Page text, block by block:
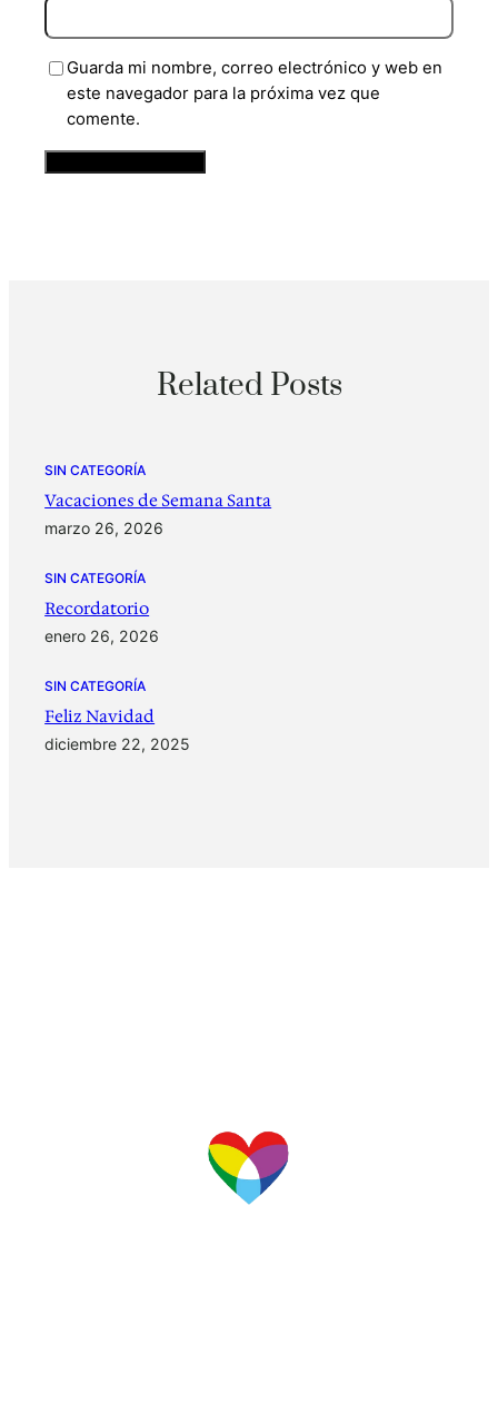
Guarda mi nombre, correo electrónico y web en
este navegador para la próxima vez que
comente.
Related Posts
SIN CATEGORÍA
Vacaciones de Semana Santa
marzo 26, 2026
SIN CATEGORÍA
Recordatorio
enero 26, 2026
SIN CATEGORÍA
Feliz Navidad
diciembre 22, 2025